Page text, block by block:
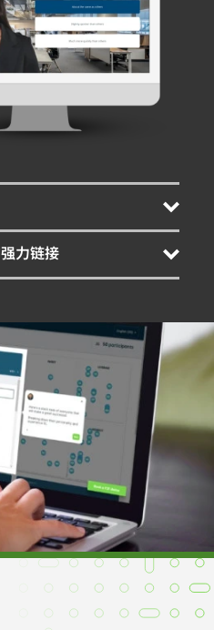
性、客观性和公平性。
力链接
助优化员工入职、绩效、